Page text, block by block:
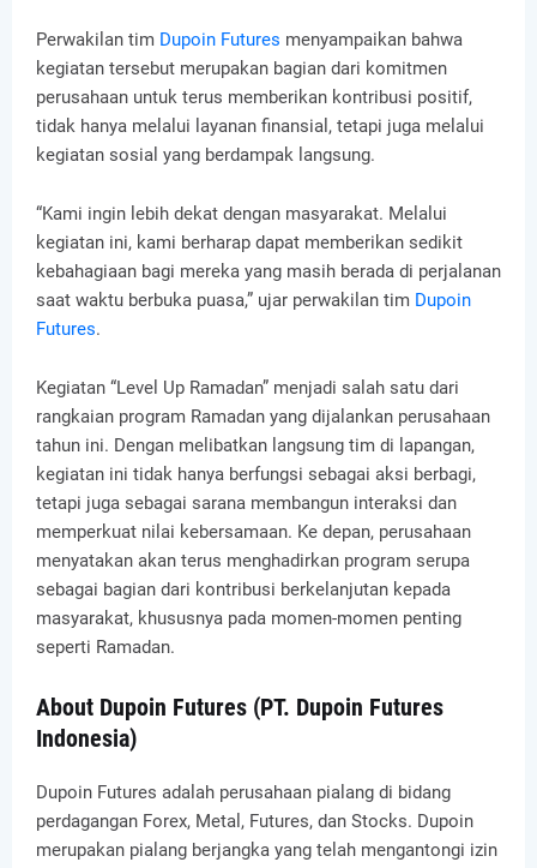
Perwakilan tim Dupoin Futures menyampaikan bahwa
kegiatan tersebut merupakan bagian dari komitmen
perusahaan untuk terus memberikan kontribusi positif,
tidak hanya melalui layanan finansial, tetapi juga melalui
kegiatan sosial yang berdampak langsung.
“Kami ingin lebih dekat dengan masyarakat. Melalui
kegiatan ini, kami berharap dapat memberikan sedikit
kebahagiaan bagi mereka yang masih berada di perjalanan
saat waktu berbuka puasa,” ujar perwakilan tim Dupoin
Futures.
Kegiatan “Level Up Ramadan” menjadi salah satu dari
rangkaian program Ramadan yang dijalankan perusahaan
tahun ini. Dengan melibatkan langsung tim di lapangan,
kegiatan ini tidak hanya berfungsi sebagai aksi berbagi,
tetapi juga sebagai sarana membangun interaksi dan
memperkuat nilai kebersamaan. Ke depan, perusahaan
menyatakan akan terus menghadirkan program serupa
sebagai bagian dari kontribusi berkelanjutan kepada
masyarakat, khususnya pada momen-momen penting
seperti Ramadan.
About Dupoin Futures (PT. Dupoin Futures
Indonesia)
Dupoin Futures adalah perusahaan pialang di bidang
perdagangan Forex, Metal, Futures, dan Stocks. Dupoin
merupakan pialang berjangka yang telah mengantongi izin